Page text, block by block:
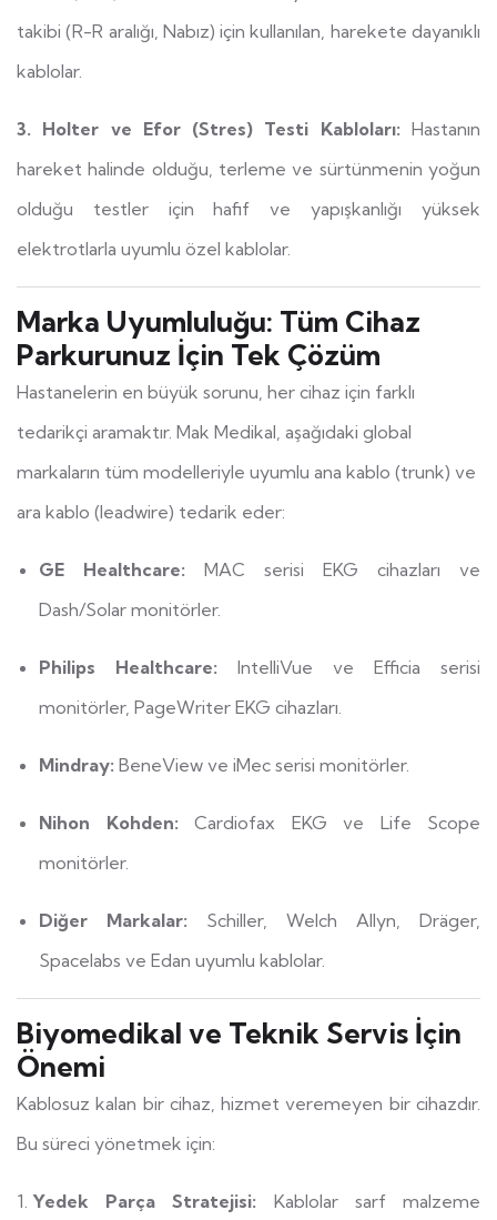
takibi (R-R aralığı, Nabız) için kullanılan, harekete dayanıklı
kablolar.
3. Holter ve Efor (Stres) Testi Kabloları: Hastanın
hareket halinde olduğu, terleme ve sürtünmenin yoğun
olduğu testler için hafif ve yapışkanlığı yüksek
elektrotlarla uyumlu özel kablolar.
Marka Uyumluluğu: Tüm Cihaz
Parkurunuz İçin Tek Çözüm
Hastanelerin en büyük sorunu, her cihaz için farklı
tedarikçi aramaktır. Mak Medikal, aşağıdaki global
markaların tüm modelleriyle uyumlu ana kablo (trunk) ve
ara kablo (leadwire) tedarik eder:
GE Healthcare: MAC serisi EKG cihazları ve
Dash/Solar monitörler.
Philips Healthcare: IntelliVue ve Efficia serisi
monitörler, PageWriter EKG cihazları.
Mindray: BeneView ve iMec serisi monitörler.
Nihon Kohden: Cardiofax EKG ve Life Scope
monitörler.
Diğer Markalar: Schiller, Welch Allyn, Dräger,
Spacelabs ve Edan uyumlu kablolar.
Biyomedikal ve Teknik Servis İçin
Önemi
Kablosuz kalan bir cihaz, hizmet veremeyen bir cihazdır.
Bu süreci yönetmek için:
Yedek Parça Stratejisi: Kablolar sarf malzeme